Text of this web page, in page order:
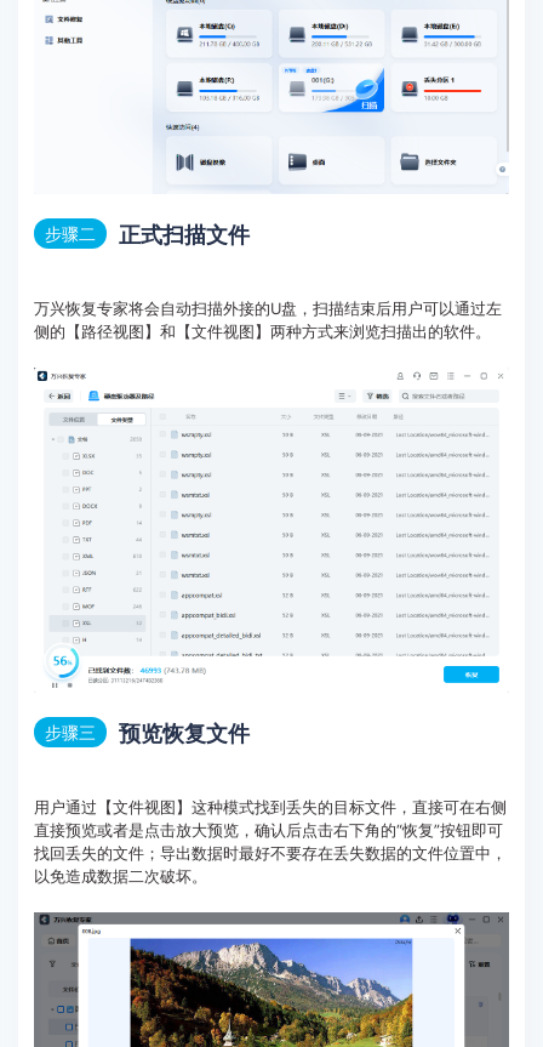
步骤二 正式扫描文件
万兴恢复专家将会自动扫描外接的U盘，扫描结束后用户可以通过左
侧的【路径视图】和【文件视图】两种方式来浏览扫描出的软件。
步骤三 预览恢复文件
用户通过【文件视图】这种模式找到丢失的目标文件，直接可在右侧
直接预览或者是点击放大预览，确认后点击右下角的“恢复”按钮即可
找回丢失的文件；导出数据时最好不要存在丢失数据的文件位置中，
以免造成数据二次破坏。